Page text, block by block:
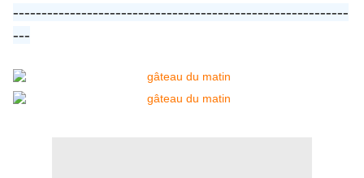
-----------------------------------------------------------
---